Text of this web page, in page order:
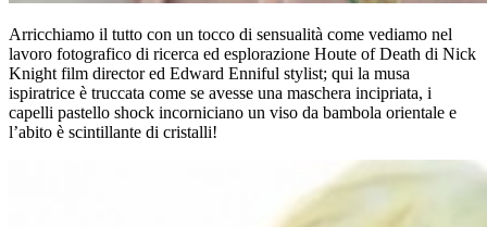
Arricchiamo il tutto con un tocco di sensualità come vediamo nel
lavoro fotografico di ricerca ed esplorazione Houte of Death di Nick
Knight film director ed Edward Enniful stylist; qui la musa
ispiratrice è truccata come se avesse una maschera incipriata, i
capelli pastello shock incorniciano un viso da bambola orientale e
l’abito è scintillante di cristalli!